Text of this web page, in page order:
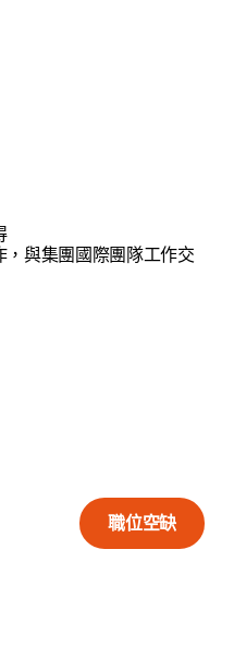
，與集團國際團隊工作交
職位空缺